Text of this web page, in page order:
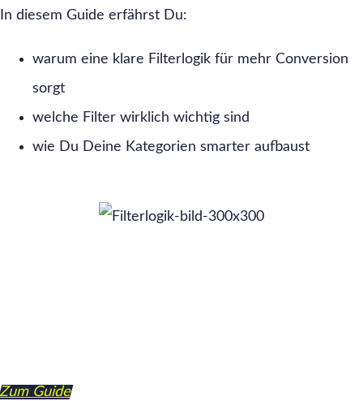
In diesem Guide erfährst Du:
warum eine klare Filterlogik für mehr Conversion
sorgt
welche Filter wirklich wichtig sind
wie Du Deine Kategorien smarter aufbaust
Guide